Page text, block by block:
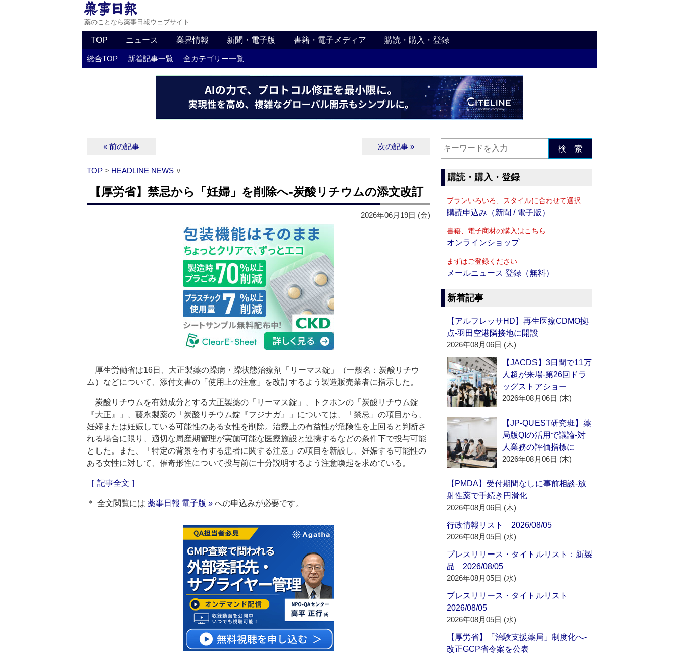
薬のことなら薬事日報ウェブサイト
TOP ニュース 業界情報 新聞・電子版 書籍・電子メディア 購読・購入・登録
総合TOP 新着記事一覧 全カテゴリー一覧
« 前の記事 次の記事 »
TOP > HEADLINE NEWS ∨
【厚労省】禁忌から「妊婦」を削除へ‐炭酸リチウムの添文改訂
2026年06月19日 (金)
厚生労働省は16日、大正製薬の躁病・躁状態治療剤「リーマス錠」（一般名：炭酸リチウ
ム）などについて、添付文書の「使用上の注意」を改訂するよう製造販売業者に指示した。
炭酸リチウムを有効成分とする大正製薬の「リーマス錠」、トクホンの「炭酸リチウム錠
『大正』」、藤永製薬の「炭酸リチウム錠『フジナガ』」については、「禁忌」の項目から、
妊婦または妊娠している可能性のある女性を削除。治療上の有益性が危険性を上回ると判断さ
れる場合に限り、適切な周産期管理が実施可能な医療施設と連携するなどの条件下で投与可能
とした。また、「特定の背景を有する患者に関する注意」の項目を新設し、妊娠する可能性の
ある女性に対して、催奇形性について投与前に十分説明するよう注意喚起を求めている。
［ 記事全文 ］
＊ 全文閲覧には 薬事日報 電子版 » への申込みが必要です。
検 索
購読・購入・登録
プランいろいろ、スタイルに合わせて選択
購読申込み（新聞 / 電子版）
書籍、電子商材の購入はこちら
オンラインショップ
まずはご登録ください
メールニュース 登録（無料）
新着記事
【アルフレッサHD】再生医療CDMO拠
点‐羽田空港隣接地に開設
2026年08月06日 (木)
【JACDS】3日間で11万
人超が来場‐第26回ドラ
ッグストアショー
2026年08月06日 (木)
【JP-QUEST研究班】薬
局版QIの活用で議論‐対
人業務の評価指標に
2026年08月06日 (木)
【PMDA】受付期間なしに事前相談‐放
射性薬で手続き円滑化
2026年08月06日 (木)
行政情報リスト 2026/08/05
2026年08月05日 (水)
プレスリリース・タイトルリスト：新製
品 2026/08/05
2026年08月05日 (水)
プレスリリース・タイトルリスト
2026/08/05
2026年08月05日 (水)
【厚労省】「治験支援薬局」制度化へ‐
改正GCP省令案を公表